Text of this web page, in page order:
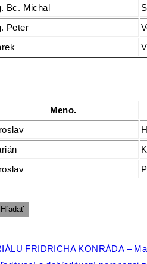
Bc. Michal
Peter
Meno.
Hľadať
FRIDRICHA KONRÁDA –